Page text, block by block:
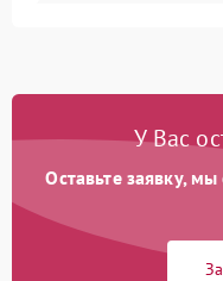
Проблемы с набором
Не работает сушилка
Сбои в работе таймера
У Вас
Оставьте заявку,